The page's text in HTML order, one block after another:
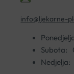
info@ljekarne-
Subota:
Nedjelja: